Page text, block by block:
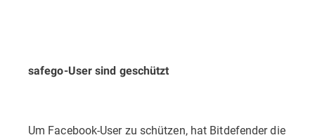
safego-User sind geschützt
Um Facebook-User zu schützen, hat Bitdefender die